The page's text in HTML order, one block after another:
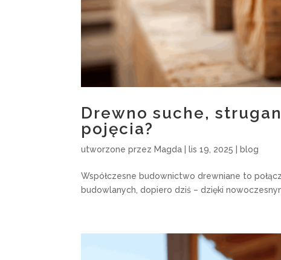
Drewno suche,
pojęcia?
utworzone przez Magda lis 19, 2025 blog
Współczesne budownictwo drewniane to
budowlanych, dopiero dziś – dzięki